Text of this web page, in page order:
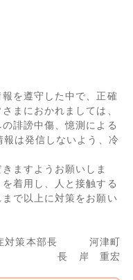
を遵守した中で、正確
まにおかれましては、
誹謗中傷、憶測による
は発信しないよう、冷
ますようお願いしま
着用し、人と接触する
で以上に対策をお願い
症対策本部長 河津町
長 岸 重宏